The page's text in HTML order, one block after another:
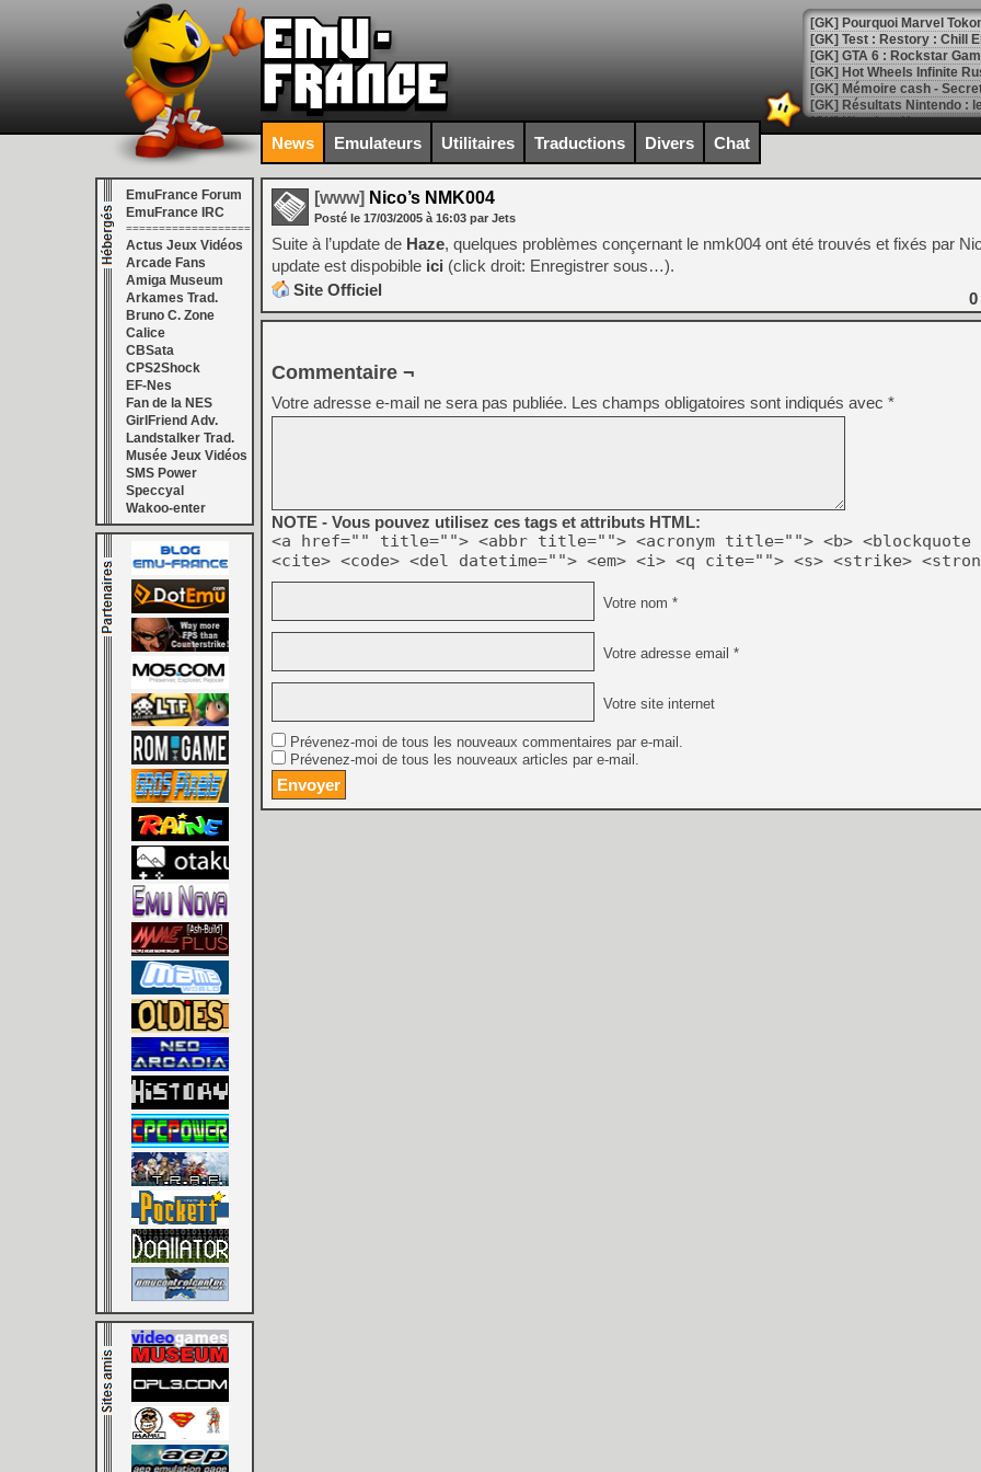
[GK] Pourquoi Marvel
[GK] Test : Restory : Chill
[GK] GTA 6 : Rockstar
[GK] Hot Wheels Infinite
[GK] Mémoire cash -
[GK] Résultats Nintendo :
[GK] Déjà des
[Mo5] Brickboy cherche à
[GK] Minecraft et ses «
[GK] Beast of
[GK] Ubisoft : fin de partie
[GK] Mémoire cash -
[GK] Dan Houser (GTA)
[GK] Comment EA Sports
[GK] Crimson Moon : un
[GK] Isle of Reveries : le
[GK] Moonlighter 2 : The
[GK] Capcom relance
[Mo5] Deux inédits du
[GK] Le beat'em up The
[GK] Endless Legend 2 :
[LS] [PS5] Le WebKit
[GK] Oubliez Crazy Taxi,
[LS] [Switch] NSZ 5.0.0
[GK] No More Room in
[GK] Un chatbot Atelier
[GK] Mémoire cash -
[GK] Nvidia : le prix des
[GK] Suikoden Star Leap
[Mo5] La mini borne
News Emulateurs Utilitaires Traductions Divers Chat
EmuFrance Forum
EmuFrance IRC
===================
Actus Jeux Vidéos
Arcade Fans
Amiga Museum
Arkames Trad.
Bruno C. Zone
Calice
CBSata
CPS2Shock
EF-Nes
Fan de la NES
GirlFriend Adv.
Landstalker Trad.
Musée Jeux Vidéos
SMS Power
Speccyal
Wakoo-enter
[www] Nico’s NMK004
Posté le 17/03/2005 à 16:03 par Jets
Suite à l’update de Haze, quelques problèmes conçernant le nmk004 ont été trouvés et fixés par
update est dispobible ici (click droit: Enregistrer sous…).
Site Officiel
0
Commentaire ¬
Votre adresse e-mail ne sera pas publiée. Les champs obligatoires sont indiqués avec *
NOTE - Vous pouvez utilisez ces tags et attributs HTML:
<a href="" title=""> <abbr title=""> <acronym title=""> <b> <blockquote
<cite> <code> <del datetime=""> <em> <i> <q cite=""> <s> <strike>
Votre nom *
Votre adresse email *
Votre site internet
Prévenez-moi de tous les nouveaux commentaires par e-mail.
Prévenez-moi de tous les nouveaux articles par e-mail.